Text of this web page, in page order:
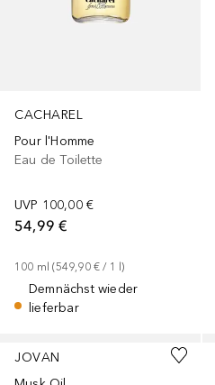
CACHAREL
Pour l'Homme
Eau de Toilette
UVP 100,00 €
54,99 €
100 ml (549,90 € / 1 l)
Demnächst wieder
lieferbar
JOVAN